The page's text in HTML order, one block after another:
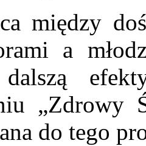
między
a
„Zdrowy
do tego